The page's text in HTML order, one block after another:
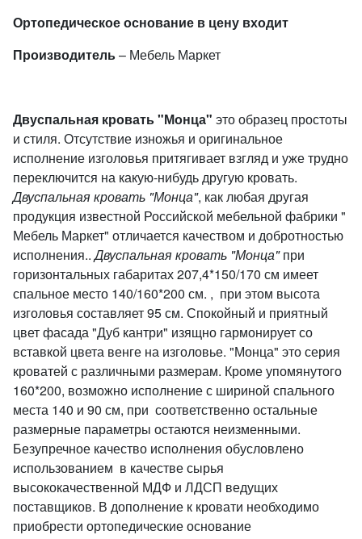
Ортопедическое основание в цену входит
Производитель– Мебель Маркет
Двуспальная кровать "Монца" это образец простоты
и стиля. Отсутствие изножья и оригинальное
исполнение изголовья притягивает взгляд и уже трудно
переключится на какую-нибудь другую кровать.
Двуспальная кровать "Монца", как любая другая
продукция известной Российской мебельной фабрики "
Мебель Маркет" отличается качеством и добротностью
исполнения..Двуспальная кровать "Монца"при
горизонтальных габаритах 207,4*150/170 см имеет
спальное место 140/160*200 см. , при этом высота
изголовья составляет 95 см. Спокойный и приятный
цвет фасада "Дуб кантри" изящно гармонирует со
вставкой цвета венге на изголовье. "Монца" это серия
кроватей с различными размерам. Кроме упомянутого
160*200, возможно исполнение с шириной спального
места 140 и 90 см, при соответственно остальные
размерные параметры остаются неизменными.
Безупречное качество исполнения обусловлено
использованием в качестве сырья
высококачественной МДФ и ЛДСП ведущих
поставщиков. В дополнение к кровати необходимо
приобрести ортопедические основание